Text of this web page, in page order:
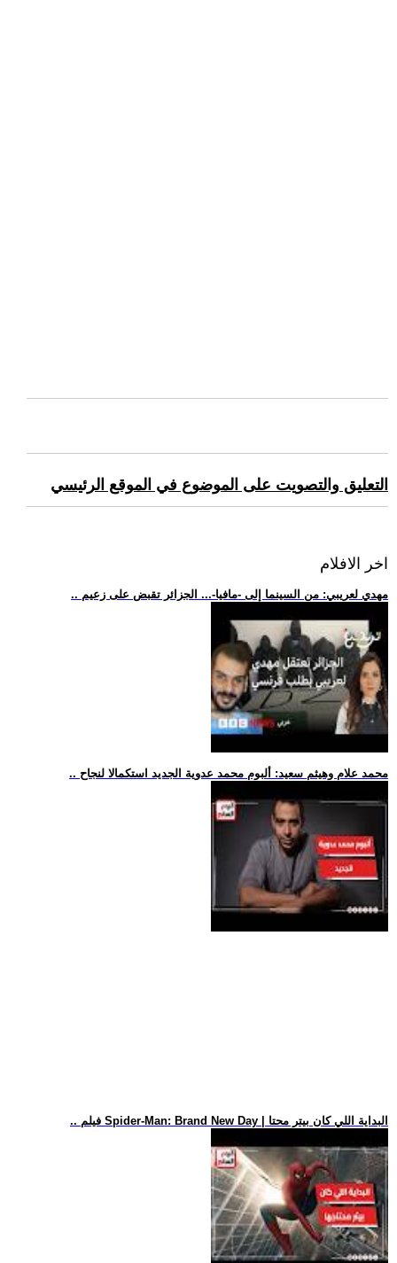
التعليق والتصويت على الموضوع في الموقع الرئيسي
اخر الافلام
.. مهدي لعريبي: من السينما إلى -مافيا-... الجزائر تقبض على زعيم
.. محمد علام وهيثم سعيد: ألبوم محمد عدوية الجديد استكمالا لنجاح
.. فيلم Spider-Man: Brand New Day | البداية اللي كان بيتر محتا